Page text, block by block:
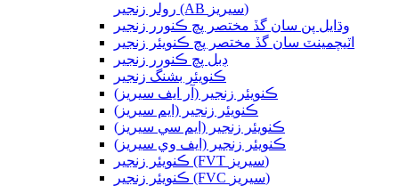
رولر زنجير (AB سيريز)
وڌايل پن سان گڏ مختصر پچ ڪنورر زنجير
اٽيچمينٽ سان گڏ مختصر پچ ڪنويئر زنجير
ڊبل پچ ڪنورر زنجير
ڪنويئر بشنگ زنجير
ڪنويئر زنجير (آر ايف سيريز)
ڪنويئر زنجير (ايم سيريز)
ڪنويئر زنجير (ايم سي سيريز)
ڪنويئر زنجير (ايف وي سيريز)
ڪنويئر زنجير (FVT سيريز)
ڪنويئر زنجير (FVC سيريز)